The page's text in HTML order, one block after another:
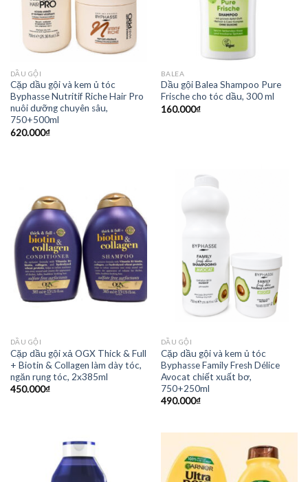
DẦU GỘI
Cặp dầu gội và kem ủ tóc
Byphasse Nutritif Riche Hair Pro
nuôi dưỡng chuyên sâu,
750+500ml
620.000₫
BALEA
Dầu gội Balea Shampoo Pure
Frische cho tóc dầu, 300 ml
160.000₫
DẦU GỘI
Cặp dầu gội xả OGX Thick & Full
+ Biotin & Collagen làm dày tóc,
ngăn rụng tóc, 2x385ml
450.000₫
DẦU GỘI
Cặp dầu gội và kem ủ tóc
Byphasse Family Fresh Délice
Avocat chiết xuất bơ,
750+250ml
490.000₫